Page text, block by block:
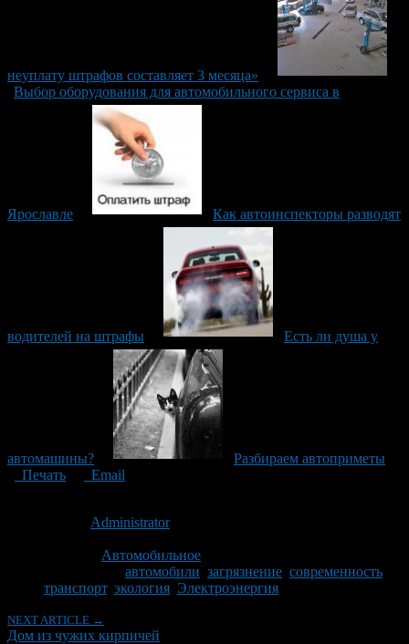
неуплату штрафов составляет 3 месяца»
Выбор оборудования для автомобильного сервиса в
Ярославле Как автоинспекторы разводят
водителей на штрафы Есть ли душа у
автомашины?
Разбираем автоприметы
Печать
Email
Administrator
Автомобильное
автомобили загрязнение современность
транспорт, экология Электроэнергия
NEXT ARTICLE →
Дом из чужих кирпичей